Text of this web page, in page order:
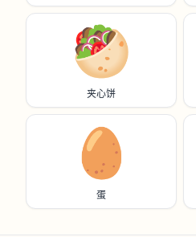
🥙
夹心饼
🥚
蛋